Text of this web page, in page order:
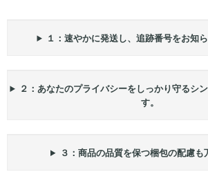
１：速やかに発送し、追跡番号をお知ら
２：あなたのプライバシーをしっかり守るシ
す。
３：商品の品質を保つ梱包の配慮も